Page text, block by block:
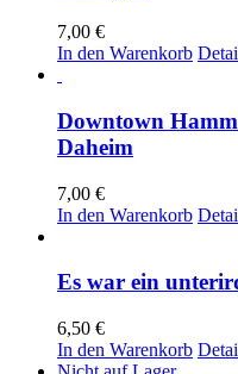
7,00 €
In den Warenkorb
Downtown
Daheim
7,00 €
In den Warenkorb
Es war ein
6,50 €
In den Warenkorb